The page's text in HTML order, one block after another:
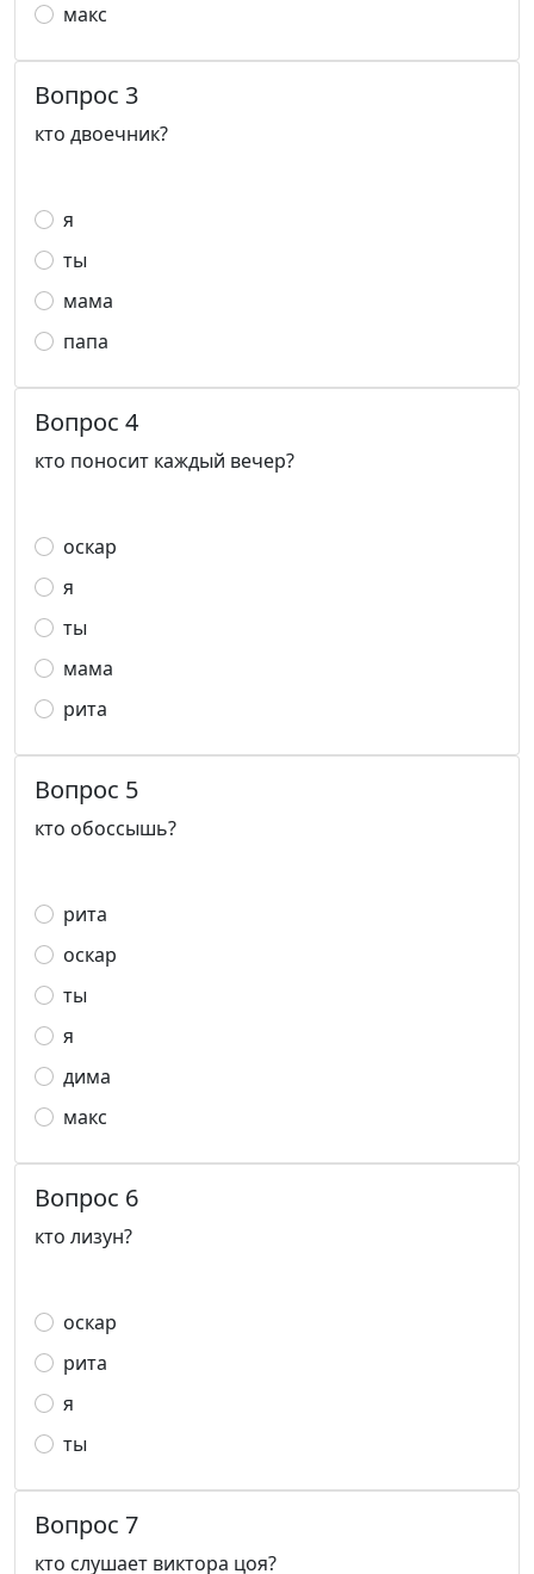
макс
Вопрос 3
кто двоечник?
я
ты
мама
папа
Вопрос 4
кто поносит каждый вечер?
оскар
я
ты
мама
рита
Вопрос 5
кто обоссышь?
рита
оскар
ты
я
дима
макс
Вопрос 6
кто лизун?
оскар
рита
я
ты
Вопрос 7
кто слушает виктора цоя?